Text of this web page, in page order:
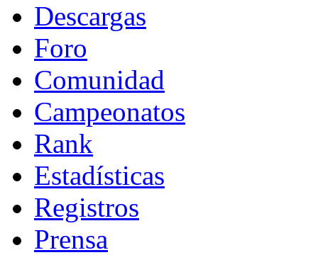
Descargas
Foro
Comunidad
Campeonatos
Rank
Estadísticas
Registros
Prensa